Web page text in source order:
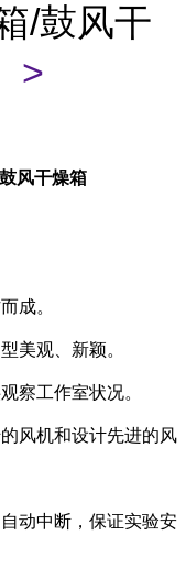
/鼓风干
>
风干燥箱
成。
美观、新颖。
察工作室状况。
风机和设计先进的风
动中断，保证实验安